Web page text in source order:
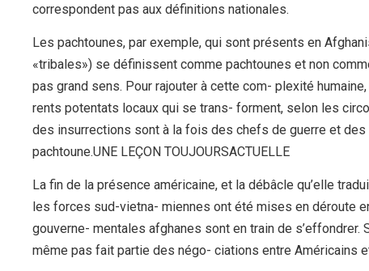
correspondent pas aux définitions nationales.
Les pachtounes, par exemple, qui sont présents en
«tribales») se définissent comme pachtounes et non
pas grand sens. Pour rajouter à cette com- plexité
rents potentats locaux qui se trans- forment, selon les
des insurrections sont à la fois des chefs de guerre et
pachtoune.UNE LEÇON TOUJOURSACTUELLE
La fin de la présence américaine, et la débâcle qu’elle
les forces sud-vietna- miennes ont été mises en déroute
gouverne- mentales afghanes sont en train de s’effondrer.
même pas fait partie des négo- ciations entre Américains